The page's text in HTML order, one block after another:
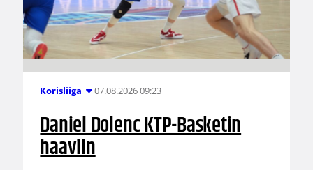
Korisliiga 07.08.2026 09:23
Daniel Dolenc KTP-Basketin
haaviin